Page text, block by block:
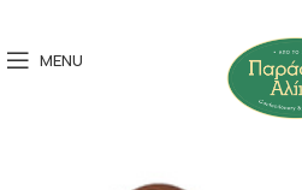
MENU